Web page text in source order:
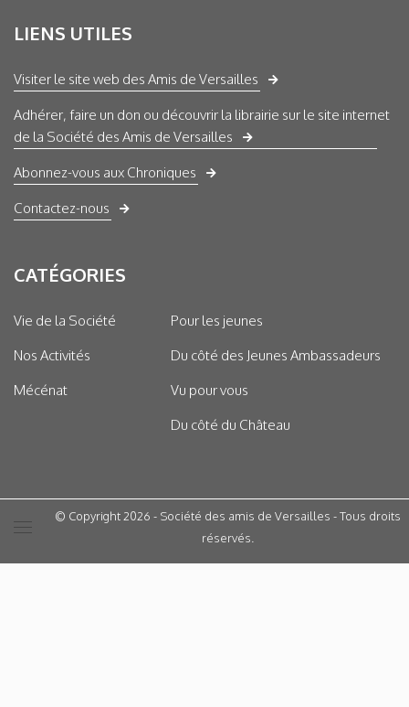
LIENS UTILES
Visiter le site web des Amis de Versailles
Adhérer, faire un don ou découvrir la librairie sur le site internet
de la Société des Amis de Versailles
Abonnez-vous aux Chroniques
Contactez-nous
CATÉGORIES
Vie de la Société
Nos Activités
Mécénat
Pour les jeunes
Du côté des Jeunes Ambassadeurs
Vu pour vous
Du côté du Château
© Copyright 2026 - Société des amis de Versailles - Tous droits
réservés.